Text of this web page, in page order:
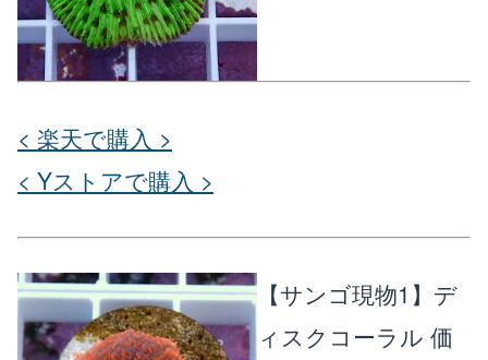
< 楽天で購入 >
< Yストアで購入 >
【サンゴ現物1】デ
ィスクコーラル 価